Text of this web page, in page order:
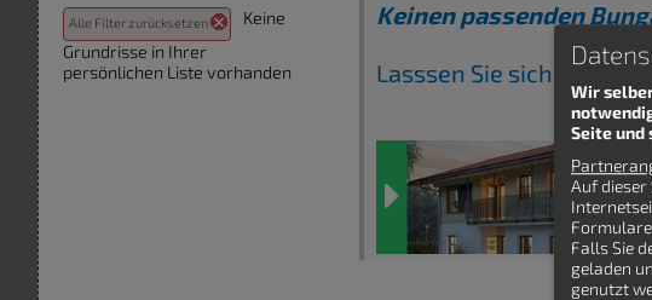
Keinen passenden
Lasssen Sie sich
Alle Filter zurücksetzen
Keine
Grundrisse in Ihrer
persönlichen Liste vorhanden
Wir
Seite und
Auf dieser
Falls Sie
geladen
genutzt